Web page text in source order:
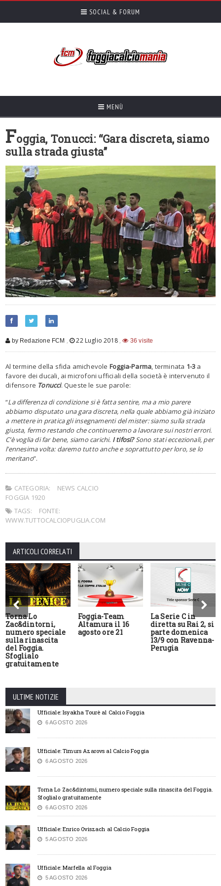
SOCIAL & FORUM
MENÙ
Foggia, Tonucci: “Gara discreta, siamo
sulla strada giusta”
by Redazione FCM , 22 Luglio 2018 , 36 visite
Al termine della sfida amichevole Foggia-Parma, terminata 1-3 a
favore dei ducali, ai microfoni ufficiali della società è intervenuto il
difensore Tonucci. Queste le sue parole:
“La differenza di condizione si è fatta sentire, ma a mio parere
abbiamo disputato una gara discreta, nella quale abbiamo già iniziato
a mettere in pratica gli insegnamenti del mister: siamo sulla strada
giusta, fermo restando che continueremo a lavorare sui nostri errori.
C’è voglia di far bene, siamo carichi. I tifosi?Sono stati eccezionali, per
l’ennesima volta: daremo tutto anche e soprattutto per loro, se lo
meritano”.
CATEGORIA:
NEWS CALCIO
FOGGIA 1920
TAGS:
FONTE:
WWW.TUTTOCALCIOPUGLIA.COM
ARTICOLI CORRELATI
Torna Lo
Zac&dintorni,
numero speciale
sulla rinascita
del Foggia.
Sfoglialo
gratuitamente
Foggia-Team
Altamura il 16
agosto ore 21
La Serie C in
diretta su Rai 2, si
parte domenica
13/9 con Ravenna-
Perugia
ULTIME NOTIZIE
Ufficiale: Isyakha Tourè al Calcio Foggia
6 AGOSTO 2026
Ufficiale: Timurs Azarovs al Calcio Foggia
6 AGOSTO 2026
Torna Lo Zac&dintorni, numero speciale sulla rinascita del Foggia.
Sfoglialo gratuitamente
6 AGOSTO 2026
Ufficiale: Enrico Oviszach al Calcio Foggia
5 AGOSTO 2026
Ufficiale: Marfella al Foggia
5 AGOSTO 2026